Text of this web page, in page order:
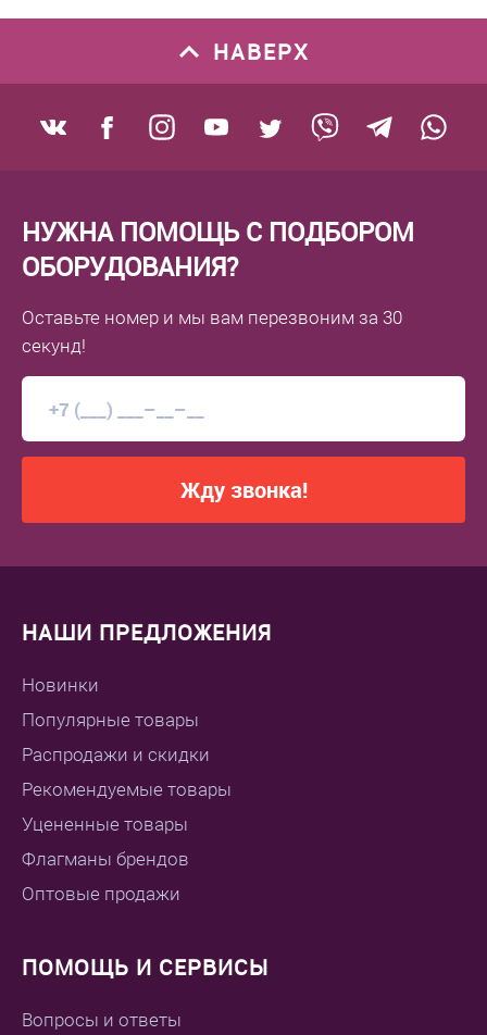
НАВЕРХ
НУЖНА ПОМОЩЬ С ПОДБОРОМ
ОБОРУДОВАНИЯ?
Оставьте номер и мы вам перезвоним за 30
секунд!
Жду звонка!
НАШИ ПРЕДЛОЖЕНИЯ
Новинки
Популярные товары
Распродажи и скидки
Рекомендуемые товары
Уцененные товары
Флагманы брендов
Оптовые продажи
ПОМОЩЬ И СЕРВИСЫ
Вопросы и ответы